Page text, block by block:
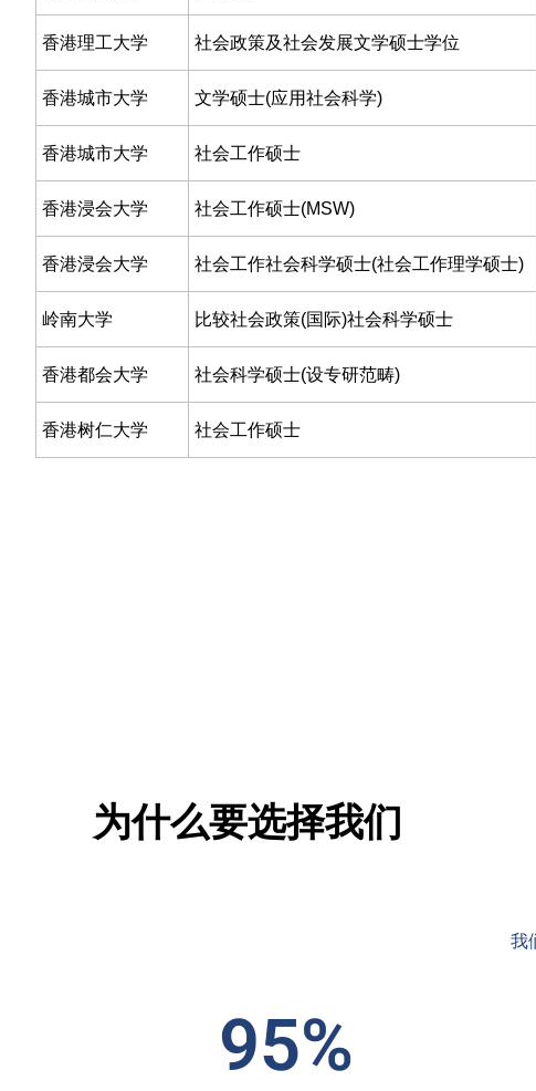
香港理工大学 社会政策及社会发展文学硕士学位
香港城市大学 文学硕士(应用社会科学)
香港城市大学 社会工作硕士
香港浸会大学 社会工作硕士(MSW)
香港浸会大学 社会工作社会科学硕士(社会工作理学硕士)
岭南大学 比较社会政策(国际)社会科学硕士
香港都会大学 社会科学硕士(设专研范畴)
香港树仁大学 社会工作硕士
为什么要选择我们
我
95%